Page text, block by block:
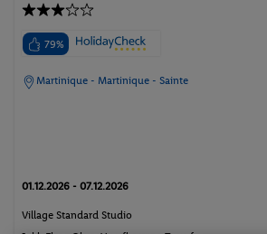
79%
Martinique - Martinique - Sainte
01.12.2026 - 07.12.2026
Village Standard Studio